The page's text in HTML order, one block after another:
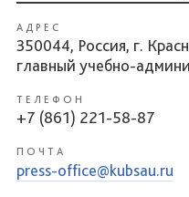
АДРЕС
350044, Россия, г.
главный учебно-
ТЕЛЕФОН
+7 (861) 221-58-87
ПОЧТА
press-office@kubsau.ru